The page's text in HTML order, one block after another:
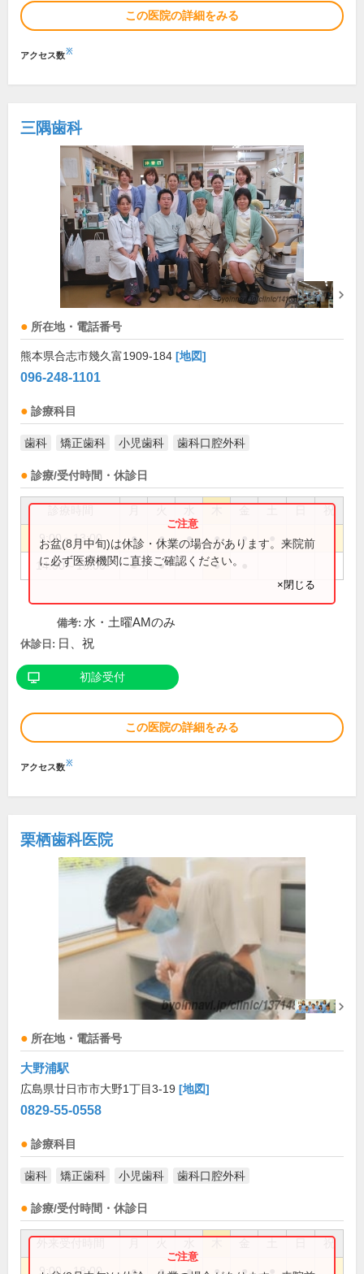
この医院の詳細をみる
アクセス数※
三隅歯科
所在地・電話番号
熊本県合志市幾久富1909-184 [地図]
096-248-1101
診療科目
歯科 矯正歯科 小児歯科 歯科口腔外科
診療/受付時間・休診日
祝
9:00～13:00 ● ● ● ● ●
14:00～18:00 ● ● ●
お盆(8月中旬)は休診・休業の場合があります。来院前
に必ず医療機関に直接ご確認ください。
×閉じる
備考: 水・土曜AMのみ
休診日: 日、祝
初診受付
この医院の詳細をみる
アクセス数※
栗栖歯科医院
所在地・電話番号
大野浦駅
広島県廿日市市大野1丁目3-19 [地図]
0829-55-0558
診療科目
歯科 矯正歯科 小児歯科 歯科口腔外科
診療/受付時間・休診日
祝
9:00～18:00 ● ● ● ● ●